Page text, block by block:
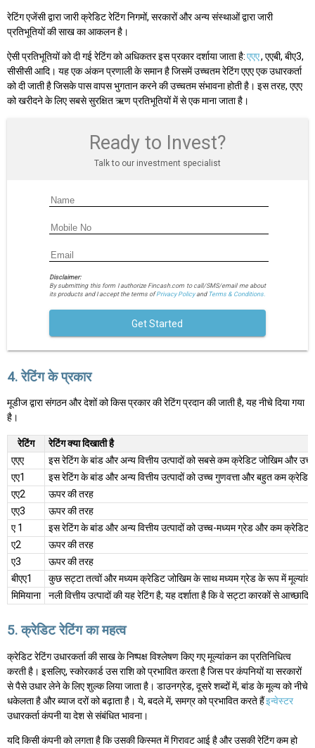
रेटिंग एजेंसी द्वारा जारी क्रेडिट रेटिंग निगमों, सरकारों और अन्य संस्थाओं द्वारा जारी
प्रतिभूतियों की साख का आकलन है।
ऐसी प्रतिभूतियों को दी गई रेटिंग को अधिकतर इस प्रकार दर्शाया जाता है:एएए, एएबी, बीए3,
सीसीसी आदि। यह एक अंकन प्रणाली के समान है जिसमें उच्चतम रेटिंग एएए एक उधारकर्ता
को दी जाती है जिसके पास वापस भुगतान करने की उच्चतम संभावना होती है। इस तरह, एएए
को खरीदने के लिए सबसे सुरक्षित ऋण प्रतिभूतियों में से एक माना जाता है।
Ready to Invest?
Talk to our investment specialist
Disclaimer:
By submitting this form I authorize Fincash.com to call/SMS/email me about
its products and I accept the terms ofPrivacy Policyand Terms & Conditions.
Get Started
4. रेटिंग के प्रकार
मूडीज द्वारा संगठन और देशों को किस प्रकार की रेटिंग प्रदान की जाती है, यह नीचे दिया गया
है।
रेटिंग
रेटिंग क्या दिखाती है
एएए
इस रेटिंग के बांड और अन्य वित्तीय उत्पादों को सबसे कम क्रेडिट जोखिम और
एए1
इस रेटिंग के बांड और अन्य वित्तीय उत्पादों को उच्च गुणवत्ता और बहुत कम क्रेडिट
एए2
ऊपर की तरह
एए3
ऊपर की तरह
ए 1
इस रेटिंग के बांड और अन्य वित्तीय उत्पादों को उच्च-मध्यम ग्रेड और कम
ए2
ऊपर की तरह
ए3
ऊपर की तरह
बीएए1
कुछ सट्टा तत्वों और मध्यम क्रेडिट जोखिम के साथ मध्यम ग्रेड के रूप में मूल्यांकन
मिमियाना
नली वित्तीय उत्पादों की यह रेटिंग है; यह दर्शाता है कि वे सट्टा कारकों से
5. क्रेडिट रेटिंग का महत्व
क्रेडिट रेटिंग उधारकर्ता की साख के निष्पक्ष विश्लेषण किए गए मूल्यांकन का प्रतिनिधित्व
करती है। इसलिए, स्कोरकार्ड उस राशि को प्रभावित करता है जिस पर कंपनियों या सरकारों
से पैसे उधार लेने के लिए शुल्क लिया जाता है। डाउनग्रेड, दूसरे शब्दों में, बांड के मूल्य को नीचे
धकेलता है और ब्याज दरों को बढ़ाता है। ये, बदले में, समग्र को प्रभावित करते हैंइन्वेस्टर
उधारकर्ता कंपनी या देश से संबंधित भावना।
यदि किसी कंपनी को लगता है कि उसकी किस्मत में गिरावट आई है और उसकी रेटिंग कम हो